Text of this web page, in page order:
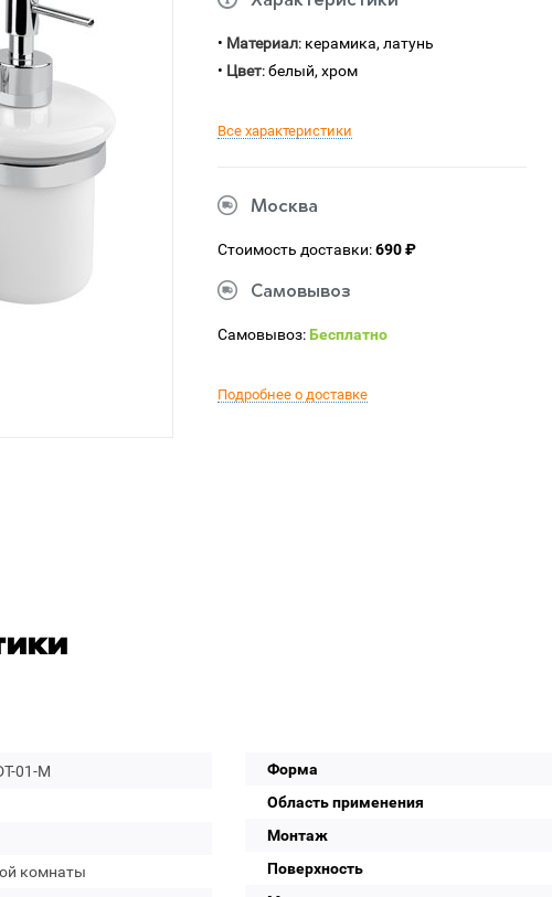
• Материал: керамика, латунь
• Цвет: белый, хром
Все характеристики
Москва
Стоимость доставки:690 ₽
Самовывоз
Самовывоз:Бесплатно
Подробнее о доставке
01-M
комнаты
Форма
Область применения
Монтаж
Поверхность